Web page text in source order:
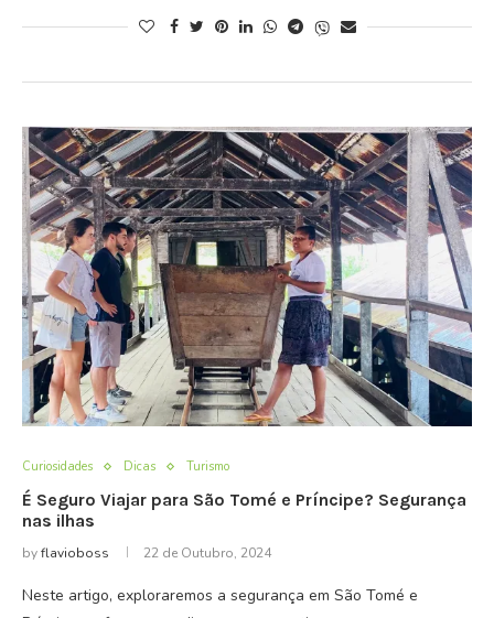
Curiosidades Dicas Turismo
É Seguro Viajar para São Tomé e Príncipe? Segurança
nas ilhas
byflavioboss 22 de Outubro, 2024
Neste artigo, exploraremos a segurança em São Tomé e